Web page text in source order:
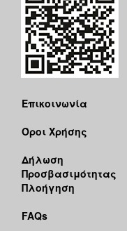
Επικοινωνία
Όροι Χρήσης
Δήλωση
Προσβασιμότητας
Πλοήγηση
FAQs